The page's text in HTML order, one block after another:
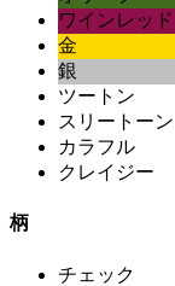
ワインレッド
金
銀
ツートン
スリートーン
カラフル
クレイジー
柄
チェック